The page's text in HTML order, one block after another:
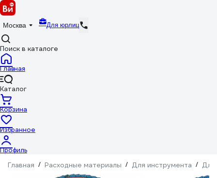
Москва Для юрлиц
Поиск в каталоге
Главная
Каталог
Корзина
Избранное
Профиль
Главная / Расходные материалы / Для инструмента / Для